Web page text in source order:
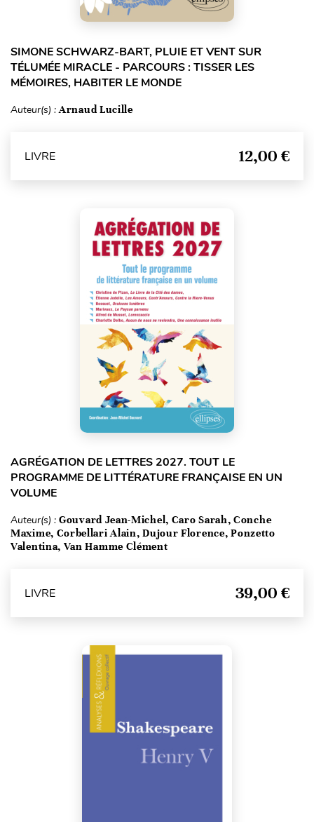
SIMONE SCHWARZ-BART, PLUIE ET VENT SUR
TÉLUMÉE MIRACLE - PARCOURS : TISSER LES
MÉMOIRES, HABITER LE MONDE
Auteur(s) :Arnaud Lucille
LIVRE 12,00 €
AGRÉGATION DE LETTRES 2027. TOUT LE
PROGRAMME DE LITTÉRATURE FRANÇAISE EN UN
VOLUME
Auteur(s) : Gouvard Jean-Michel, Caro Sarah, Conche
Maxime, Corbellari Alain, Dujour Florence, Ponzetto
Valentina, Van Hamme Clément
LIVRE 39,00 €